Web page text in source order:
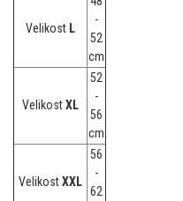
Velikost L
-
52
cm
VelikostXL
52
-
56
cm
VelikostXXL
56
-
62